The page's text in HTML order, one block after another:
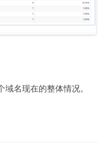
名现在的整体情况。